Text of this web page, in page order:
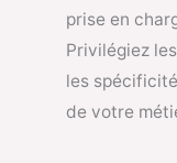
prise en
Privilégiez
les
de votre